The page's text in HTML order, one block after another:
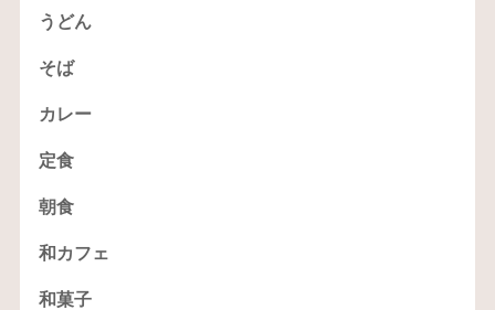
うどん
そば
カレー
定食
朝食
和カフェ
和菓子